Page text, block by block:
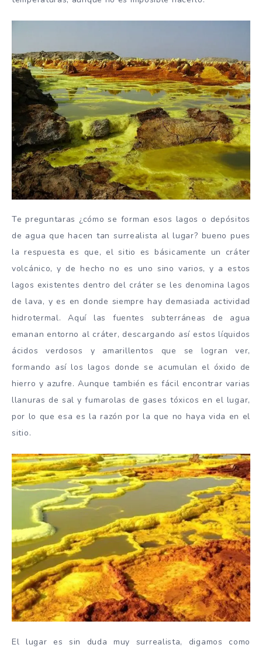
Te preguntaras ¿cómo se forman esos lagos o depósitos
de agua que hacen tan surrealista al lugar? bueno pues
la respuesta es que, el sitio es básicamente un cráter
volcánico, y de hecho no es uno sino varios, y a estos
lagos existentes dentro del cráter se les denomina lagos
de lava, y es en donde siempre hay demasiada actividad
hidrotermal. Aquí las fuentes subterráneas de agua
emanan entorno al cráter, descargando así estos líquidos
ácidos verdosos y amarillentos que se logran ver,
formando así los lagos donde se acumulan el óxido de
hierro y azufre. Aunque también es fácil encontrar varias
llanuras de sal y fumarolas de gases tóxicos en el lugar,
por lo que esa es la razón por la que no haya vida en el
sitio.
El lugar es sin duda muy surrealista, digamos como